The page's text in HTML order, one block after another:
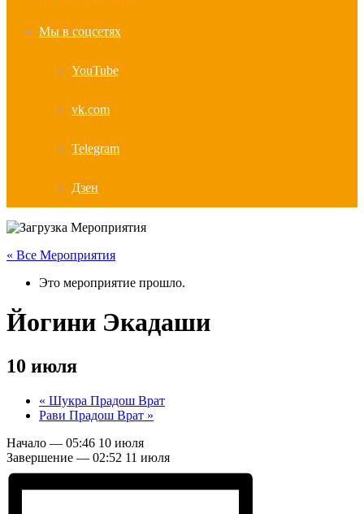
Мы в соцсетях
YouTube
vk.com
Telegram
Дзен
« Все Мероприятия
Это мероприятие прошло.
Йогини Экадаши
10 июля
« Шукра Прадош Врат
Рави Прадош Врат »
Начало — 05:46 10 июля
Завершение — 02:52 11 июля